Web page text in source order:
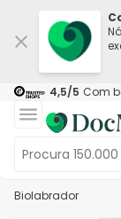
4,5/5 Com
Biolabrador